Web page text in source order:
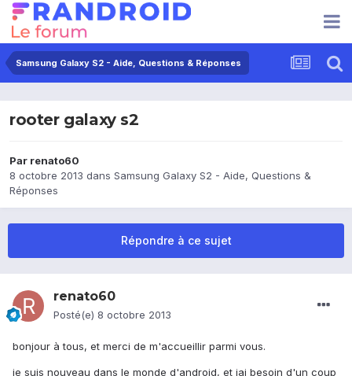
Samsung Galaxy S2 - Aide, Questions & Réponses
rooter galaxy s2
Par renato60
8 octobre 2013 dans Samsung Galaxy S2 - Aide, Questions &
Réponses
Répondre à ce sujet
renato60
Posté(e) 8 octobre 2013
bonjour à tous, et merci de m'accueillir parmi vous.
je suis nouveau dans le monde d'android, et jai besoin d'un coup